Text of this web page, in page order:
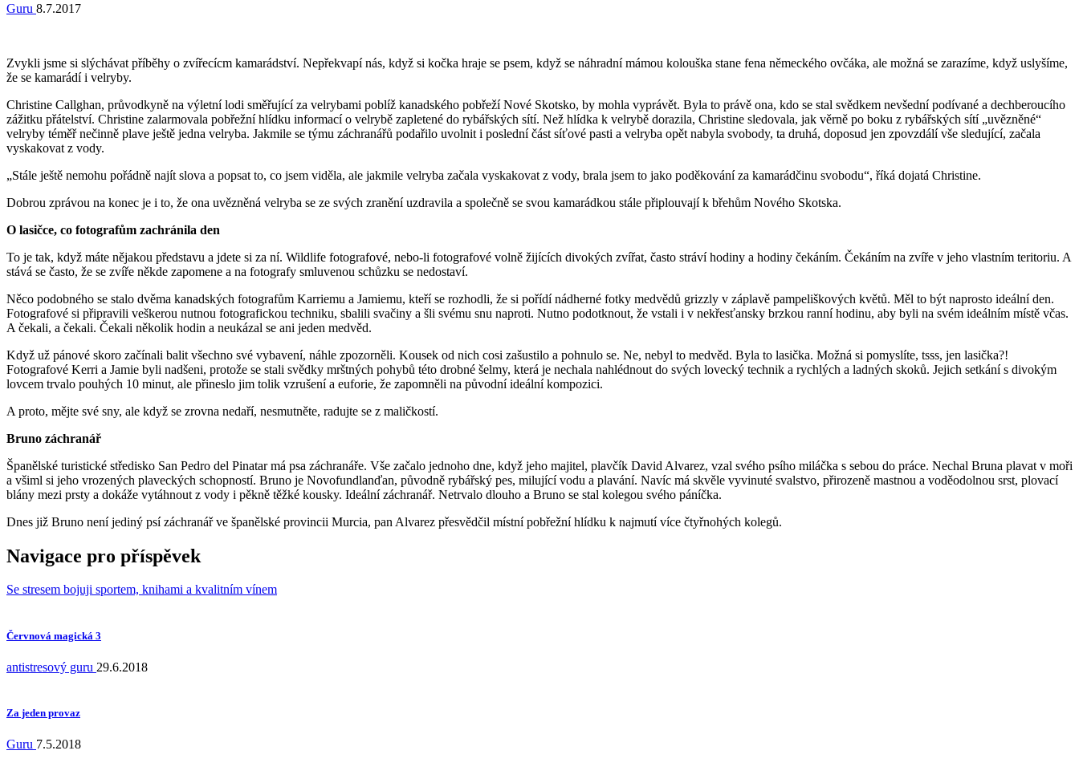
Guru 8.7.2017
Zvykli jsme si slýchávat příběhy o zvířecícm kamarádství. Nepřekvapí nás, když si kočka hraje se psem, když se náhradní mámou kolouška stane fena německého ovčáka, ale možná se zarazíme, když uslyšíme,
že se kamarádí i velryby.
Christine Callghan, průvodkyně na výletní lodi směřující za velrybami poblíž kanadského pobřeží Nové Skotsko, by mohla vyprávět. Byla to právě ona, kdo se stal svědkem nevšední podívané a dechberoucího
zážitku přátelství. Christine zalarmovala pobřežní hlídku informací o velrybě zapletené do rybářských sítí. Než hlídka k velrybě dorazila, Christine sledovala, jak věrně po boku z rybářských sítí „uvězněné“
velryby téměř nečinně plave ještě jedna velryba. Jakmile se týmu záchranářů podařilo uvolnit i poslední část síťové pasti a velryba opět nabyla svobody, ta druhá, doposud jen zpovzdálí vše sledující, začala
vyskakovat z vody.
„Stále ještě nemohu pořádně najít slova a popsat to, co jsem viděla, ale jakmile velryba začala vyskakovat z vody, brala jsem to jako poděkování za kamarádčinu svobodu“, říká dojatá Christine.
Dobrou zprávou na konec je i to, že ona uvězněná velryba se ze svých zranění uzdravila a společně se svou kamarádkou stále připlouvají k břehům Nového Skotska.
O lasičce, co fotografům zachránila den
To je tak, když máte nějakou představu a jdete si za ní. Wildlife fotografové, nebo-li fotografové volně žijících divokých zvířat, často stráví hodiny a hodiny čekáním. Čekáním na zvíře v jeho vlastním teritoriu. A
stává se často, že se zvíře někde zapomene a na fotografy smluvenou schůzku se nedostaví.
Něco podobného se stalo dvěma kanadských fotografům Karriemu a Jamiemu, kteří se rozhodli, že si pořídí nádherné fotky medvědů grizzly v záplavě pampeliškových květů. Měl to být naprosto ideální den.
Fotografové si připravili veškerou nutnou fotografickou techniku, sbalili svačiny a šli svému snu naproti. Nutno podotknout, že vstali i v nekřesťansky brzkou ranní hodinu, aby byli na svém ideálním místě včas.
A čekali, a čekali. Čekali několik hodin a neukázal se ani jeden medvěd.
Když už pánové skoro začínali balit všechno své vybavení, náhle zpozorněli. Kousek od nich cosi zašustilo a pohnulo se. Ne, nebyl to medvěd. Byla to lasička. Možná si pomyslíte, tsss, jen lasička?!
Fotografové Kerri a Jamie byli nadšeni, protože se stali svědky mrštných pohybů této drobné šelmy, která je nechala nahlédnout do svých lovecký technik a rychlých a ladných skoků. Jejich setkání s divokým
lovcem trvalo pouhých 10 minut, ale přineslo jim tolik vzrušení a euforie, že zapomněli na původní ideální kompozici.
A proto, mějte své sny, ale když se zrovna nedaří, nesmutněte, radujte se z maličkostí.
Bruno záchranář
Španělské turistické středisko San Pedro del Pinatar má psa záchranáře. Vše začalo jednoho dne, když jeho majitel, plavčík David Alvarez, vzal svého psího miláčka s sebou do práce. Nechal Bruna plavat v moři
a všiml si jeho vrozených plaveckých schopností. Bruno je Novofundlanďan, původně rybářský pes, milující vodu a plavání. Navíc má skvěle vyvinuté svalstvo, přirozeně mastnou a voděodolnou srst, plovací
blány mezi prsty a dokáže vytáhnout z vody i pěkně těžké kousky. Ideální záchranář. Netrvalo dlouho a Bruno se stal kolegou svého páníčka.
Dnes již Bruno není jediný psí záchranář ve španělské provincii Murcia, pan Alvarez přesvědčil místní pobřežní hlídku k najmutí více čtyřnohých kolegů.
Navigace pro příspěvek
Se stresem bojuji sportem, knihami a kvalitním vínem
Červnová magická 3
antistresový guru 29.6.2018
Za jeden provaz
Guru 7.5.2018